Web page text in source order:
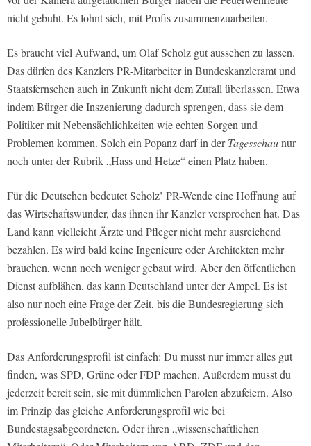
nicht gebuht. Es lohnt sich, mit Profis zusammenzuarbeiten.
Es braucht viel Aufwand, um Olaf Scholz gut aussehen zu lassen.
Das dürfen des Kanzlers PR-Mitarbeiter in Bundeskanzleramt und
Staatsfernsehen auch in Zukunft nicht dem Zufall überlassen. Etwa
indem Bürger die Inszenierung dadurch sprengen, dass sie dem
Politiker mit Nebensächlichkeiten wie echten Sorgen und
Problemen kommen. Solch ein Popanz darf in derTagesschaunur
noch unter der Rubrik „Hass und Hetze“ einen Platz haben.
Für die Deutschen bedeutet Scholz’ PR-Wende eine Hoffnung auf
das Wirtschaftswunder, das ihnen ihr Kanzler versprochen hat. Das
Land kann vielleicht Ärzte und Pfleger nicht mehr ausreichend
bezahlen. Es wird bald keine Ingenieure oder Architekten mehr
brauchen, wenn noch weniger gebaut wird. Aber den öffentlichen
Dienst aufblähen, das kann Deutschland unter der Ampel. Es ist
also nur noch eine Frage der Zeit, bis die Bundesregierung sich
professionelle Jubelbürger hält.
Das Anforderungsprofil ist einfach: Du musst nur immer alles gut
finden, was SPD, Grüne oder FDP machen. Außerdem musst du
jederzeit bereit sein, sie mit dümmlichen Parolen abzufeiern. Also
im Prinzip das gleiche Anforderungsprofil wie bei
Bundestagsabgeordneten. Oder ihren „wissenschaftlichen